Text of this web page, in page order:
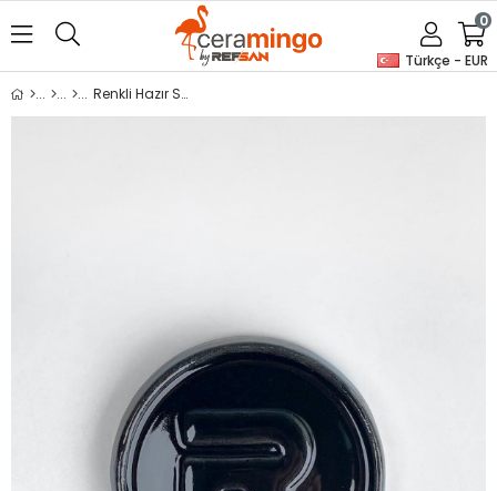
Türkçe - EUR
0
Renkli Hazır Seramik Sırı Kobalt Siyah 789 (1050°C)